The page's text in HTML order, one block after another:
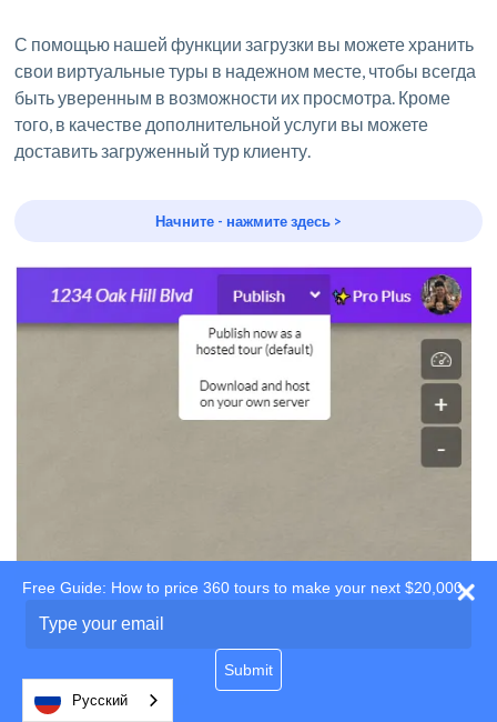
С помощью нашей функции загрузки вы можете хранить
свои виртуальные туры в надежном месте, чтобы всегда
быть уверенным в возможности их просмотра. Кроме
того, в качестве дополнительной услуги вы можете
доставить загруженный тур клиенту.
Начните - нажмите здесь >
Защита паролем
Free Guide: How to price 360 tours to make your next $20,000
your
Submit
Русский